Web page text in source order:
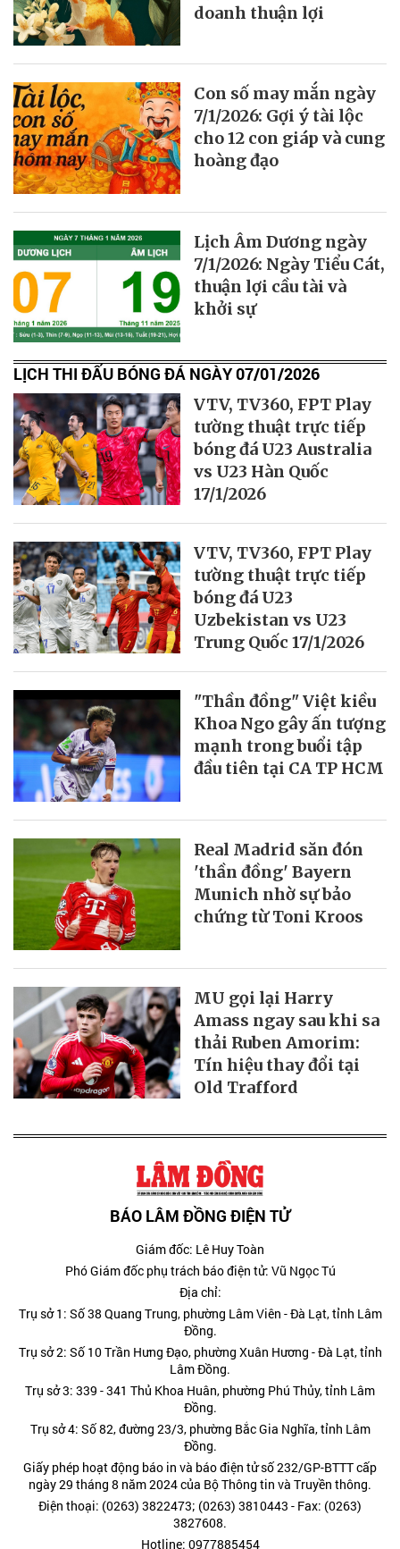
doanh thuận lợi
Con số may mắn ngày
7/1/2026: Gợi ý tài lộc
cho 12 con giáp và cung
hoàng đạo
Lịch Âm Dương ngày
7/1/2026: Ngày Tiểu Cát,
thuận lợi cầu tài và
khởi sự
LỊCH THI ĐẤU BÓNG ĐÁ NGÀY 07/01/2026
VTV, TV360, FPT Play
tường thuật trực tiếp
bóng đá U23 Australia
vs U23 Hàn Quốc
17/1/2026
VTV, TV360, FPT Play
tường thuật trực tiếp
bóng đá U23
Uzbekistan vs U23
Trung Quốc 17/1/2026
"Thần đồng" Việt kiều
Khoa Ngo gây ấn tượng
mạnh trong buổi tập
đầu tiên tại CA TP HCM
Real Madrid săn đón
'thần đồng' Bayern
Munich nhờ sự bảo
chứng từ Toni Kroos
MU gọi lại Harry
Amass ngay sau khi sa
thải Ruben Amorim:
Tín hiệu thay đổi tại
Old Trafford
BÁO LÂM ĐỒNG ĐIỆN TỬ
Giám đốc: Lê Huy Toàn
Phó Giám đốc phụ trách báo điện tử: Vũ Ngọc Tú
Địa chỉ:
Trụ sở 1: Số 38 Quang Trung, phường Lâm Viên - Đà Lạt, tỉnh Lâm
Đồng.
Trụ sở 2: Số 10 Trần Hưng Đạo, phường Xuân Hương - Đà Lạt, tỉnh
Lâm Đồng.
Trụ sở 3: 339 - 341 Thủ Khoa Huân, phường Phú Thủy, tỉnh Lâm
Đồng.
Trụ sở 4: Số 82, đường 23/3, phường Bắc Gia Nghĩa, tỉnh Lâm
Đồng.
Giấy phép hoạt động báo in và báo điện tử số 232/GP-BTTT cấp
ngày 29 tháng 8 năm 2024 của Bộ Thông tin và Truyền thông.
Điện thoại: (0263) 3822473; (0263) 3810443 - Fax: (0263)
3827608.
Hotline: 0977885454